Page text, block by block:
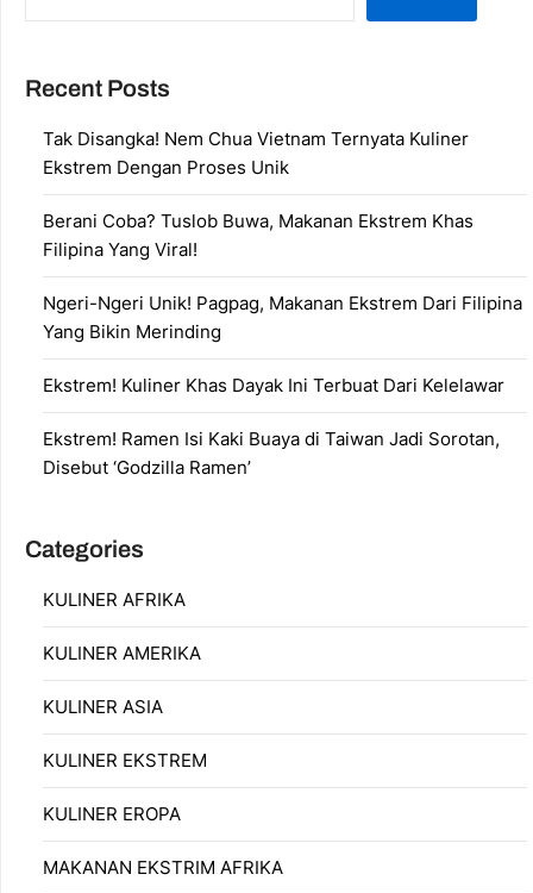
Recent Posts
Tak Disangka! Nem Chua Vietnam Ternyata Kuliner
Ekstrem Dengan Proses Unik
Berani Coba? Tuslob Buwa, Makanan Ekstrem Khas
Filipina Yang Viral!
Ngeri-Ngeri Unik! Pagpag, Makanan Ekstrem Dari Filipina
Yang Bikin Merinding
Ekstrem! Kuliner Khas Dayak Ini Terbuat Dari Kelelawar
Ekstrem! Ramen Isi Kaki Buaya di Taiwan Jadi Sorotan,
Disebut ‘Godzilla Ramen’
Categories
KULINER AFRIKA
KULINER AMERIKA
KULINER ASIA
KULINER EKSTREM
KULINER EROPA
MAKANAN EKSTRIM AFRIKA